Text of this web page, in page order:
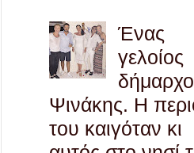
Ένας
γελοίος
Ψινάκης. Η
του καιγόταν κι